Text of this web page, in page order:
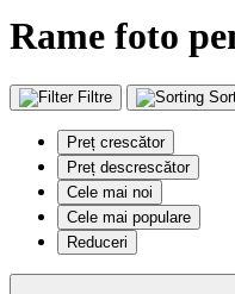
Rame foto
Filtre
Preț crescător
Preț descrescător
Cele mai noi
Cele mai populare
Reduceri